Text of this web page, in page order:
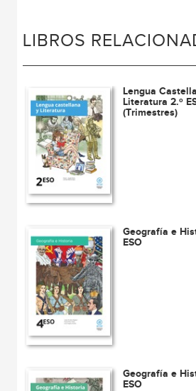
LIBROS
Lengua
Literatura 2.º
(Trimestres)
Geografía e
ESO
Geografía e
ESO